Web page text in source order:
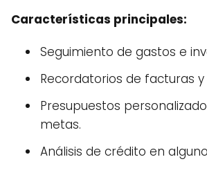
Características principales:
Seguimiento de gastos e
Recordatorios de facturas y
Presupuestos
metas.
Análisis de crédito en